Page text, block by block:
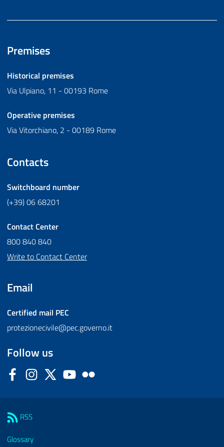
Premises
Historical premises
Via Ulpiano, 11 - 00193 Rome
Operative premises
Via Vitorchiano, 2 - 00189 Rome
Contacts
Switchboard number
(+39) 06 68201
Contact Center
800 840 840
Write to Contact Center
Email
Certified mail PEC
protezionecivile@pec.governo.it
Follow us
FacebookInstagram
Twitter YouTube
RSS
Glossary